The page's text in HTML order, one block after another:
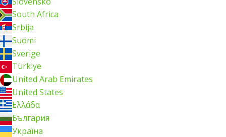
South Africa
Srbija
Suomi
Sverige
Türkiye
United Arab Emirates
United States
Ελλάδα
България
Україна